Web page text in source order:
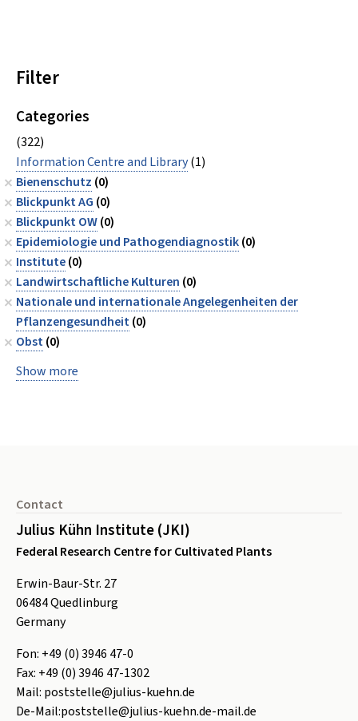
Filter
Categories
(322)
Information Centre and Library(1)
Bienenschutz (0)
Blickpunkt AG (0)
Blickpunkt OW(0)
Epidemiologie und Pathogendiagnostik(0)
Institute(0)
Landwirtschaftliche Kulturen (0)
Nationale und internationale Angelegenheiten der
Pflanzengesundheit(0)
Obst(0)
Show more
Contact
Julius Kühn Institute (JKI)
Federal Research Centre for Cultivated Plants
Erwin-Baur-Str. 27
06484Quedlinburg
Germany
Fon: +49 (0) 3946 47-0
Fax: +49 (0) 3946 47-1302
Mail: poststelle@julius-kuehn.de
De-Mail:poststelle@julius-kuehn.de-mail.de